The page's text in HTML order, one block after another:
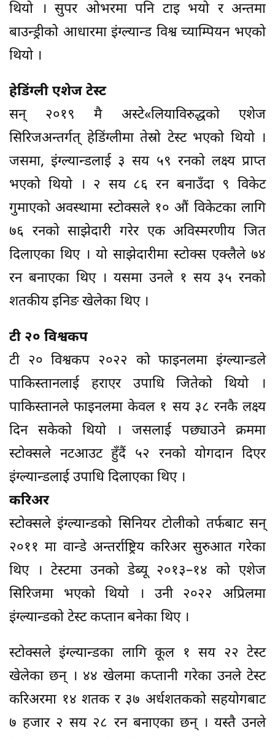
थियो । सुपर ओभरमा पनि टाइ भयो र अन्तमा
बाउन्ड्रीको आधारमा इंग्ल्यान्ड विश्व च्याम्पियन भएको
थियो ।
हेडिंग्ली एशेज टेस्ट
सन् २०१९ मै अस्टे«लियाविरुद्धको एशेज
सिरिजअन्तर्गत् हेडिंग्लीमा तेस्रो टेस्ट भएको थियो ।
जसमा, इंग्ल्यान्डलाई ३ सय ५९ रनको लक्ष्य प्राप्त
भएको थियो । २ सय ८६ रन बनाउँदा ९ विकेट
गुमाएको अवस्थामा स्टोक्सले १० औं विकेटका लागि
७६ रनको साझेदारी गरेर एक अविस्मरणीय जित
दिलाएका थिए । यो साझेदारीमा स्टोक्स एक्लैले ७४
रन बनाएका थिए । यसमा उनले १ सय ३५ रनको
शतकीय इनिङ खेलेका थिए ।
टी २० विश्वकप
टी २० विश्वकप २०२२ को फाइनलमा इंग्ल्यान्डले
पाकिस्तानलाई हराएर उपाधि जितेको थियो ।
पाकिस्तानले फाइनलमा केवल १ सय ३८ रनकै लक्ष्य
दिन सकेको थियो । जसलाई पछ्याउने क्रममा
स्टोक्सले नटआउट हुँदैं ५२ रनको योगदान दिएर
इंग्ल्यान्डलाई उपाधि दिलाएका थिए ।
करिअर
स्टोक्सले इंग्ल्यान्डको सिनियर टोलीको तर्फबाट सन्
२०११ मा वान्डे अन्तर्राष्ट्रिय करिअर सुरुआत गरेका
थिए । टेस्टमा उनको डेब्यू २०१३–१४ को एशेज
सिरिजमा भएको थियो । उनी २०२२ अप्रिलमा
इंग्ल्यान्डको टेस्ट कप्तान बनेका थिए ।
स्टोक्सले इंग्ल्यान्डका लागि कूल १ सय २२ टेस्ट
खेलेका छन् । ४४ खेलमा कप्तानी गरेका उनले टेस्ट
करिअरमा १४ शतक र ३७ अर्धशतकको सहयोगबाट
७ हजार २ सय २८ रन बनाएका छन् । यस्तै उनले